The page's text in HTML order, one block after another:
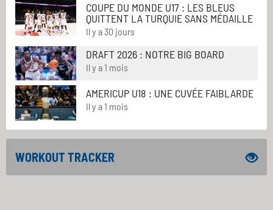
COUPE DU MONDE U17 : LES BLEUS
QUITTENT LA TURQUIE SANS MÉDAILLE
Il y a 30 jours
DRAFT 2026 : NOTRE BIG BOARD
Il y a 1 mois
AMERICUP U18 : UNE CUVÉE FAIBLARDE
Il y a 1 mois
WORKOUT TRACKER